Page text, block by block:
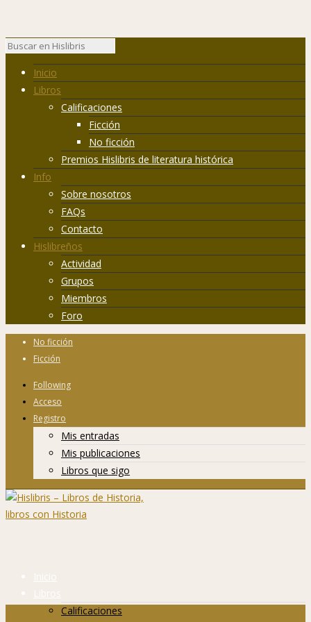
Inicio
Libros
Calificaciones
Ficción
No ficción
Premios Hislibris de literatura histórica
Info
Sobre nosotros
FAQs
Contacto
Hislibreños
Actividad
Grupos
Miembros
Foro
No ficción
Ficción
Following
Acceso
Registro
Mis entradas
Mis publicaciones
Libros que sigo
Inicio
Libros
Calificaciones